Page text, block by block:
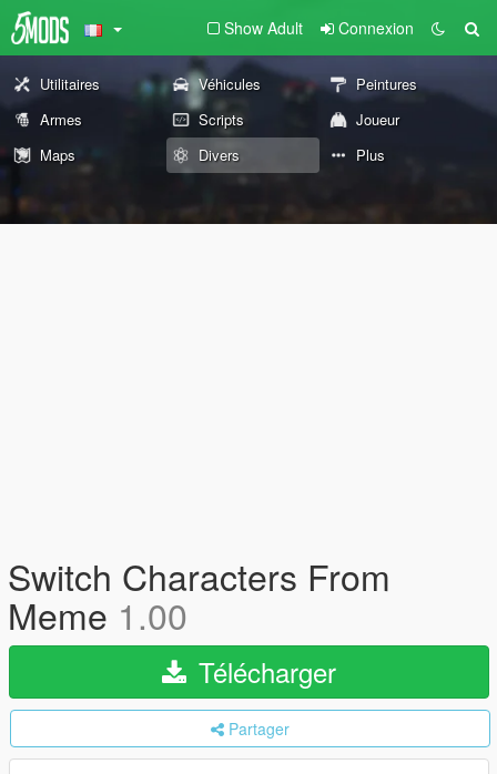
Show Adult Connexion
Utilitaires Véhicules
Peintures
Armes
Scripts
Joueur
Maps
Divers Plus
Switch Characters From
Meme 1.00
Télécharger
Partager